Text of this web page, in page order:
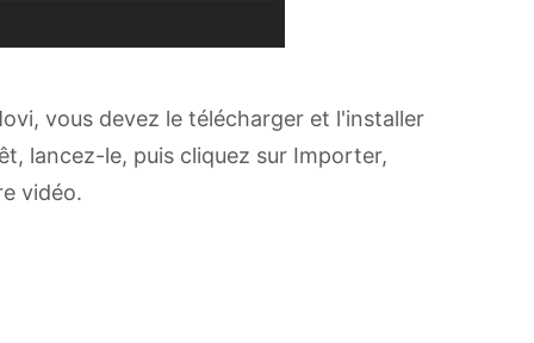
vous devez le télécharger et l'installer
lancez-le, puis cliquez sur Importer,
vidéo.